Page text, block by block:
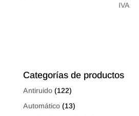
IVA
Categorías de productos
Antiruido (122)
Automático (13)